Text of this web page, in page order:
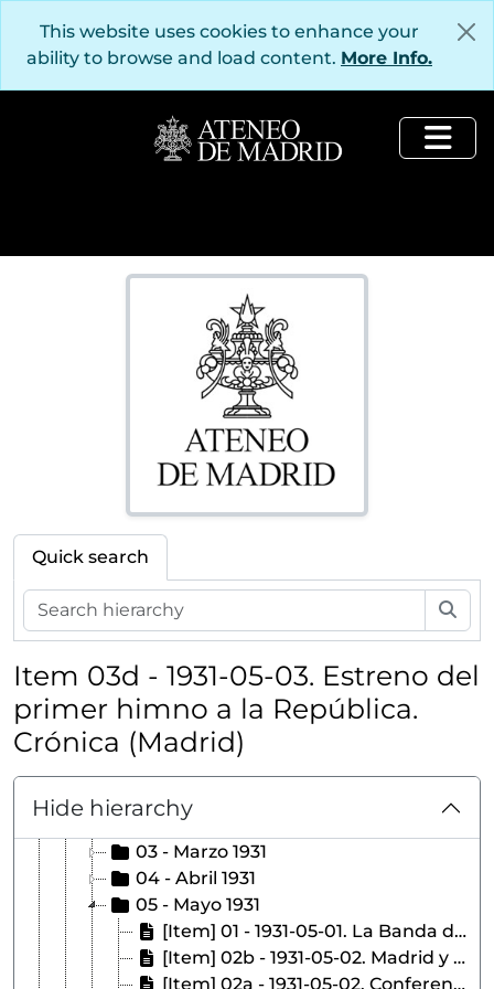
This website uses cookies to enhance your
ability to browse and load content. More Info.
Quick search
Item 03d - 1931-05-03. Estreno del
primer himno a la República.
Crónica (Madrid)
Hide hierarchy
[Agrupación de colecciones] COLECCIONES - Colecciones del Ateneo de Madrid
[Collection] PLACAS VIDRIO - Colección Placas de vidrio
[Collection] NO-DO - Archivo Histórico de NO-DO. Copias de imágenes sobre el Ateneo de Madrid
[Collection] RP - Recortes de prensa
1929 - Recortes de prensa año 1929
1930 - Recortes de prensa año 1930
1931 - Recortes de prensa año 1931
02 - Febrero 1931
03 - Marzo 1931
04 - Abril 1931
05 - Mayo 1931
[Item] 01 - 1931-05-01. La Banda de Alabarderos toca en el Ateneo himnos republicanos. Nuevo mundo (Madrid)
[Item] 02b - 1931-05-02. Madrid y el federalismo. El Liberal (Madrid)
[Item] 02a - 1931-05-02. Conferencia de León de las Casas. El Liberal (Madrid)